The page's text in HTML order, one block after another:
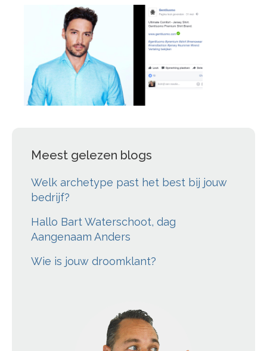
Meest gelezen blogs
Welk archetype past het best bij jouw
bedrijf?
Hallo Bart Waterschoot, dag
Aangenaam Anders
Wie is jouw droomklant?